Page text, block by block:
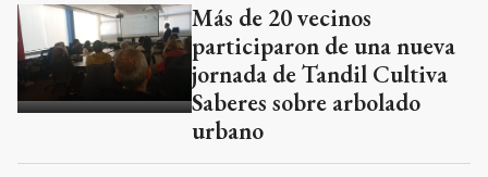
Más de 20 vecinos
participaron de una nueva
jornada de Tandil Cultiva
Saberes sobre arbolado
urbano